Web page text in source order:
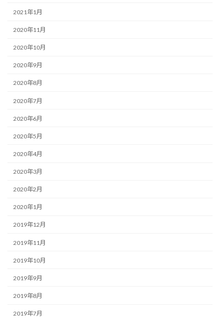
2021年1月
2020年11月
2020年10月
2020年9月
2020年8月
2020年7月
2020年6月
2020年5月
2020年4月
2020年3月
2020年2月
2020年1月
2019年12月
2019年11月
2019年10月
2019年9月
2019年8月
2019年7月